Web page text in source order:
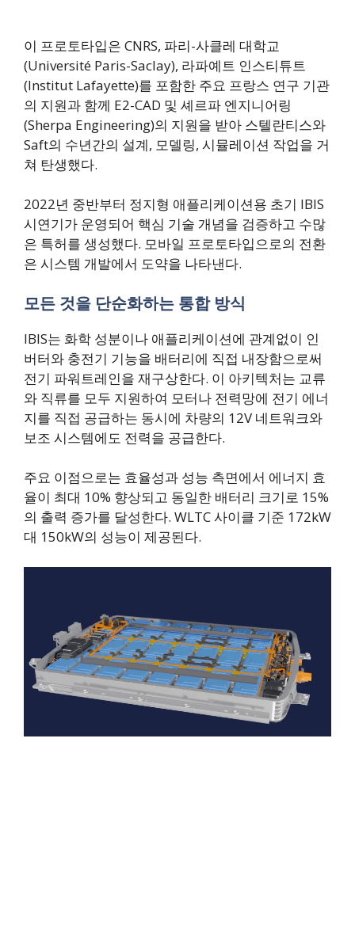
이 프로토타입은 CNRS, 파리-사클레 대학교
(Université Paris-Saclay), 라파예트 인스티튜트
(Institut Lafayette)를 포함한 주요 프랑스 연구 기관
의 지원과 함께 E2-CAD 및 셰르파 엔지니어링
(Sherpa Engineering)의 지원을 받아 스텔란티스와
Saft의 수년간의 설계, 모델링, 시뮬레이션 작업을 거
쳐 탄생했다.
2022년 중반부터 정지형 애플리케이션용 초기 IBIS
시연기가 운영되어 핵심 기술 개념을 검증하고 수많
은 특허를 생성했다. 모바일 프로토타입으로의 전환
은 시스템 개발에서 도약을 나타낸다.
모든 것을 단순화하는 통합 방식
IBIS는 화학 성분이나 애플리케이션에 관계없이 인
버터와 충전기 기능을 배터리에 직접 내장함으로써
전기 파워트레인을 재구상한다. 이 아키텍처는 교류
와 직류를 모두 지원하여 모터나 전력망에 전기 에너
지를 직접 공급하는 동시에 차량의 12V 네트워크와
보조 시스템에도 전력을 공급한다.
주요 이점으로는 효율성과 성능 측면에서 에너지 효
율이 최대 10% 향상되고 동일한 배터리 크기로 15%
의 출력 증가를 달성한다. WLTC 사이클 기준 172kW
대 150kW의 성능이 제공된다.